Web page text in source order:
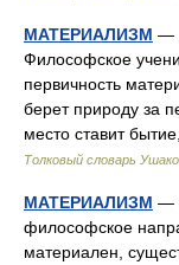
МАТЕРИАЛИЗМ —
Философское
первичность
берет природу за
место ставит
Толковый словарь
МАТЕРИАЛИЗМ —
философское
материален,